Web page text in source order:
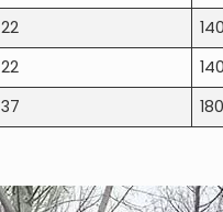
22
22
37